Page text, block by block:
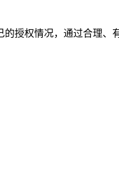
授权情况，通过合理、